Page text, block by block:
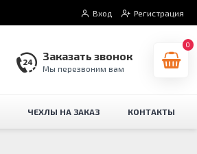
Вход Регистрация
Заказать звонок
Мы перезвоним вам
0
ЧЕХЛЫ НА ЗАКАЗ КОНТАКТЫ